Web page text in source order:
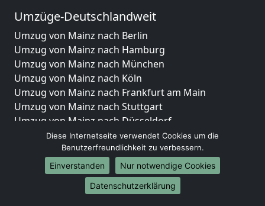
Umzüge-Deutschlandweit
Umzug von Mainz nach Berlin
Umzug von Mainz nach Hamburg
Umzug von Mainz nach München
Umzug von Mainz nach Köln
Umzug von Mainz nach Frankfurt am Main
Umzug von Mainz nach Stuttgart
Umzug von Mainz nach Düsseldorf
Umzug von Mainz nach Leipzig
Umzug von Mainz nach Dortmund
Umzug von Mainz nach Essen
Umzug von Mainz nach Bremen
Umzug von Mainz nach Dresden
Diese Internetseite verwendet Cookies um die
Benutzerfreundlichkeit zu verbessern.
Einverstanden
Nur notwendige Cookies
Datenschutzerklärung